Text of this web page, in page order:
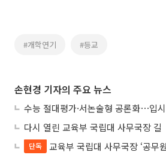
#개학연기 #등교
손현경 기자의 주요 뉴스
다시 열린 교육부 국립대 사무국장 길
단독 교육부 국립대 사무국장 ‘공무원 배제’ 풀리나